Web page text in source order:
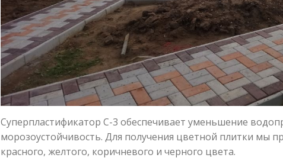
Суперпластификатор С-3 обеспечивает уменьшение
морозоустойчивость. Для получения цветной плитки мы
красного, желтого, коричневого и черного цвета.